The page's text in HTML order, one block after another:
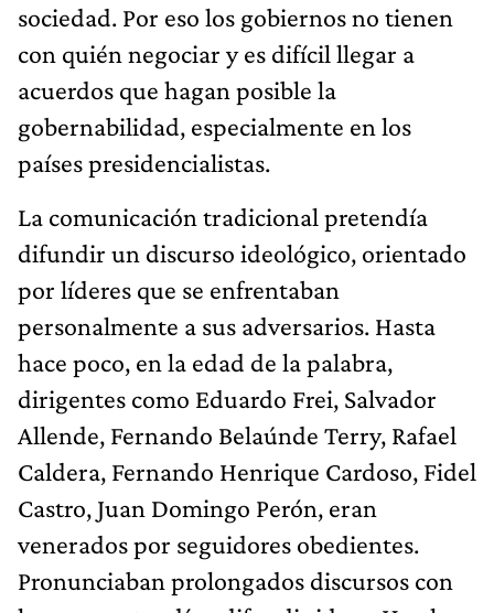
sociedad. Por eso los gobiernos no tienen
con quién negociar y es difícil llegar a
acuerdos que hagan posible la
gobernabilidad, especialmente en los
países presidencialistas.
La comunicación tradicional pretendía
difundir un discurso ideológico, orientado
por líderes que se enfrentaban
personalmente a sus adversarios. Hasta
hace poco, en la edad de la palabra,
dirigentes como Eduardo Frei, Salvador
Allende, Fernando Belaúnde Terry, Rafael
Caldera, Fernando Henrique Cardoso, Fidel
Castro, Juan Domingo Perón, eran
venerados por seguidores obedientes.
Pronunciaban prolongados discursos con